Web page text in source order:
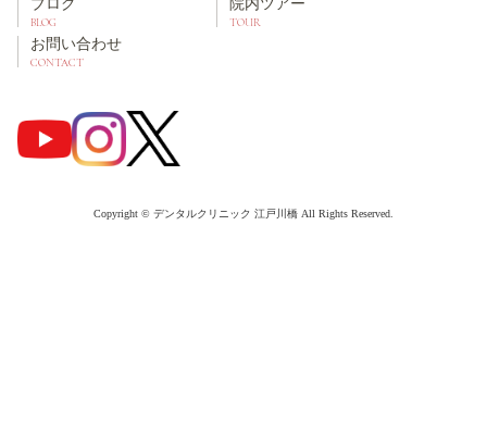
ブログ
BLOG
院内ツアー
TOUR
お問い合わせ
CONTACT
Copyright © デンタルクリニック 江戸川橋 All Rights Reserved.